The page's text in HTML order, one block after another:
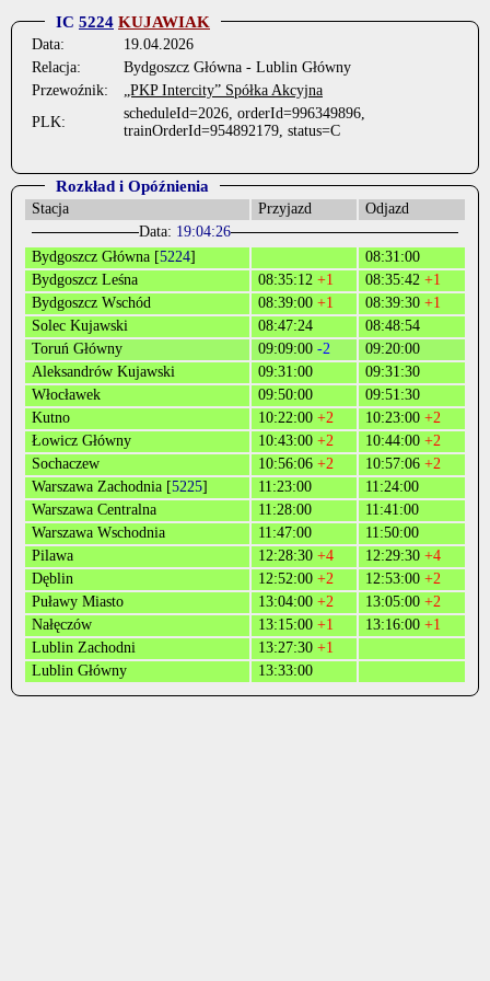
IC 5224 KUJAWIAK
Data:
19.04.2026
Relacja:
Bydgoszcz Główna - Lublin Główny
Przewoźnik:
„PKP Intercity” Spółka Akcyjna
PLK:
scheduleId=2026, orderId=996349896,
trainOrderId=954892179, status=C
Rozkład i Opóźnienia
Stacja Przyjazd
Odjazd
Data: 19:04:26
Bydgoszcz Główna [5224]
08:31:00
Bydgoszcz Leśna
08:35:12 +1 08:35:42 +1
Bydgoszcz Wschód
08:39:00 +1 08:39:30 +1
Solec Kujawski
08:47:24
08:48:54
Toruń Główny
09:09:00 -2
09:20:00
Aleksandrów Kujawski
09:31:00
09:31:30
Włocławek
09:50:00
09:51:30
Kutno
10:22:00 +2 10:23:00 +2
Łowicz Główny
10:43:00 +2 10:44:00 +2
Sochaczew
10:56:06 +2 10:57:06 +2
Warszawa Zachodnia [5225] 11:23:00
11:24:00
Warszawa Centralna
11:28:00
11:41:00
Warszawa Wschodnia
11:47:00
11:50:00
Pilawa
12:28:30 +4 12:29:30 +4
Dęblin
12:52:00 +2 12:53:00 +2
Puławy Miasto
13:04:00 +2 13:05:00 +2
Nałęczów
13:15:00 +1 13:16:00 +1
Lublin Zachodni
13:27:30 +1
Lublin Główny
13:33:00